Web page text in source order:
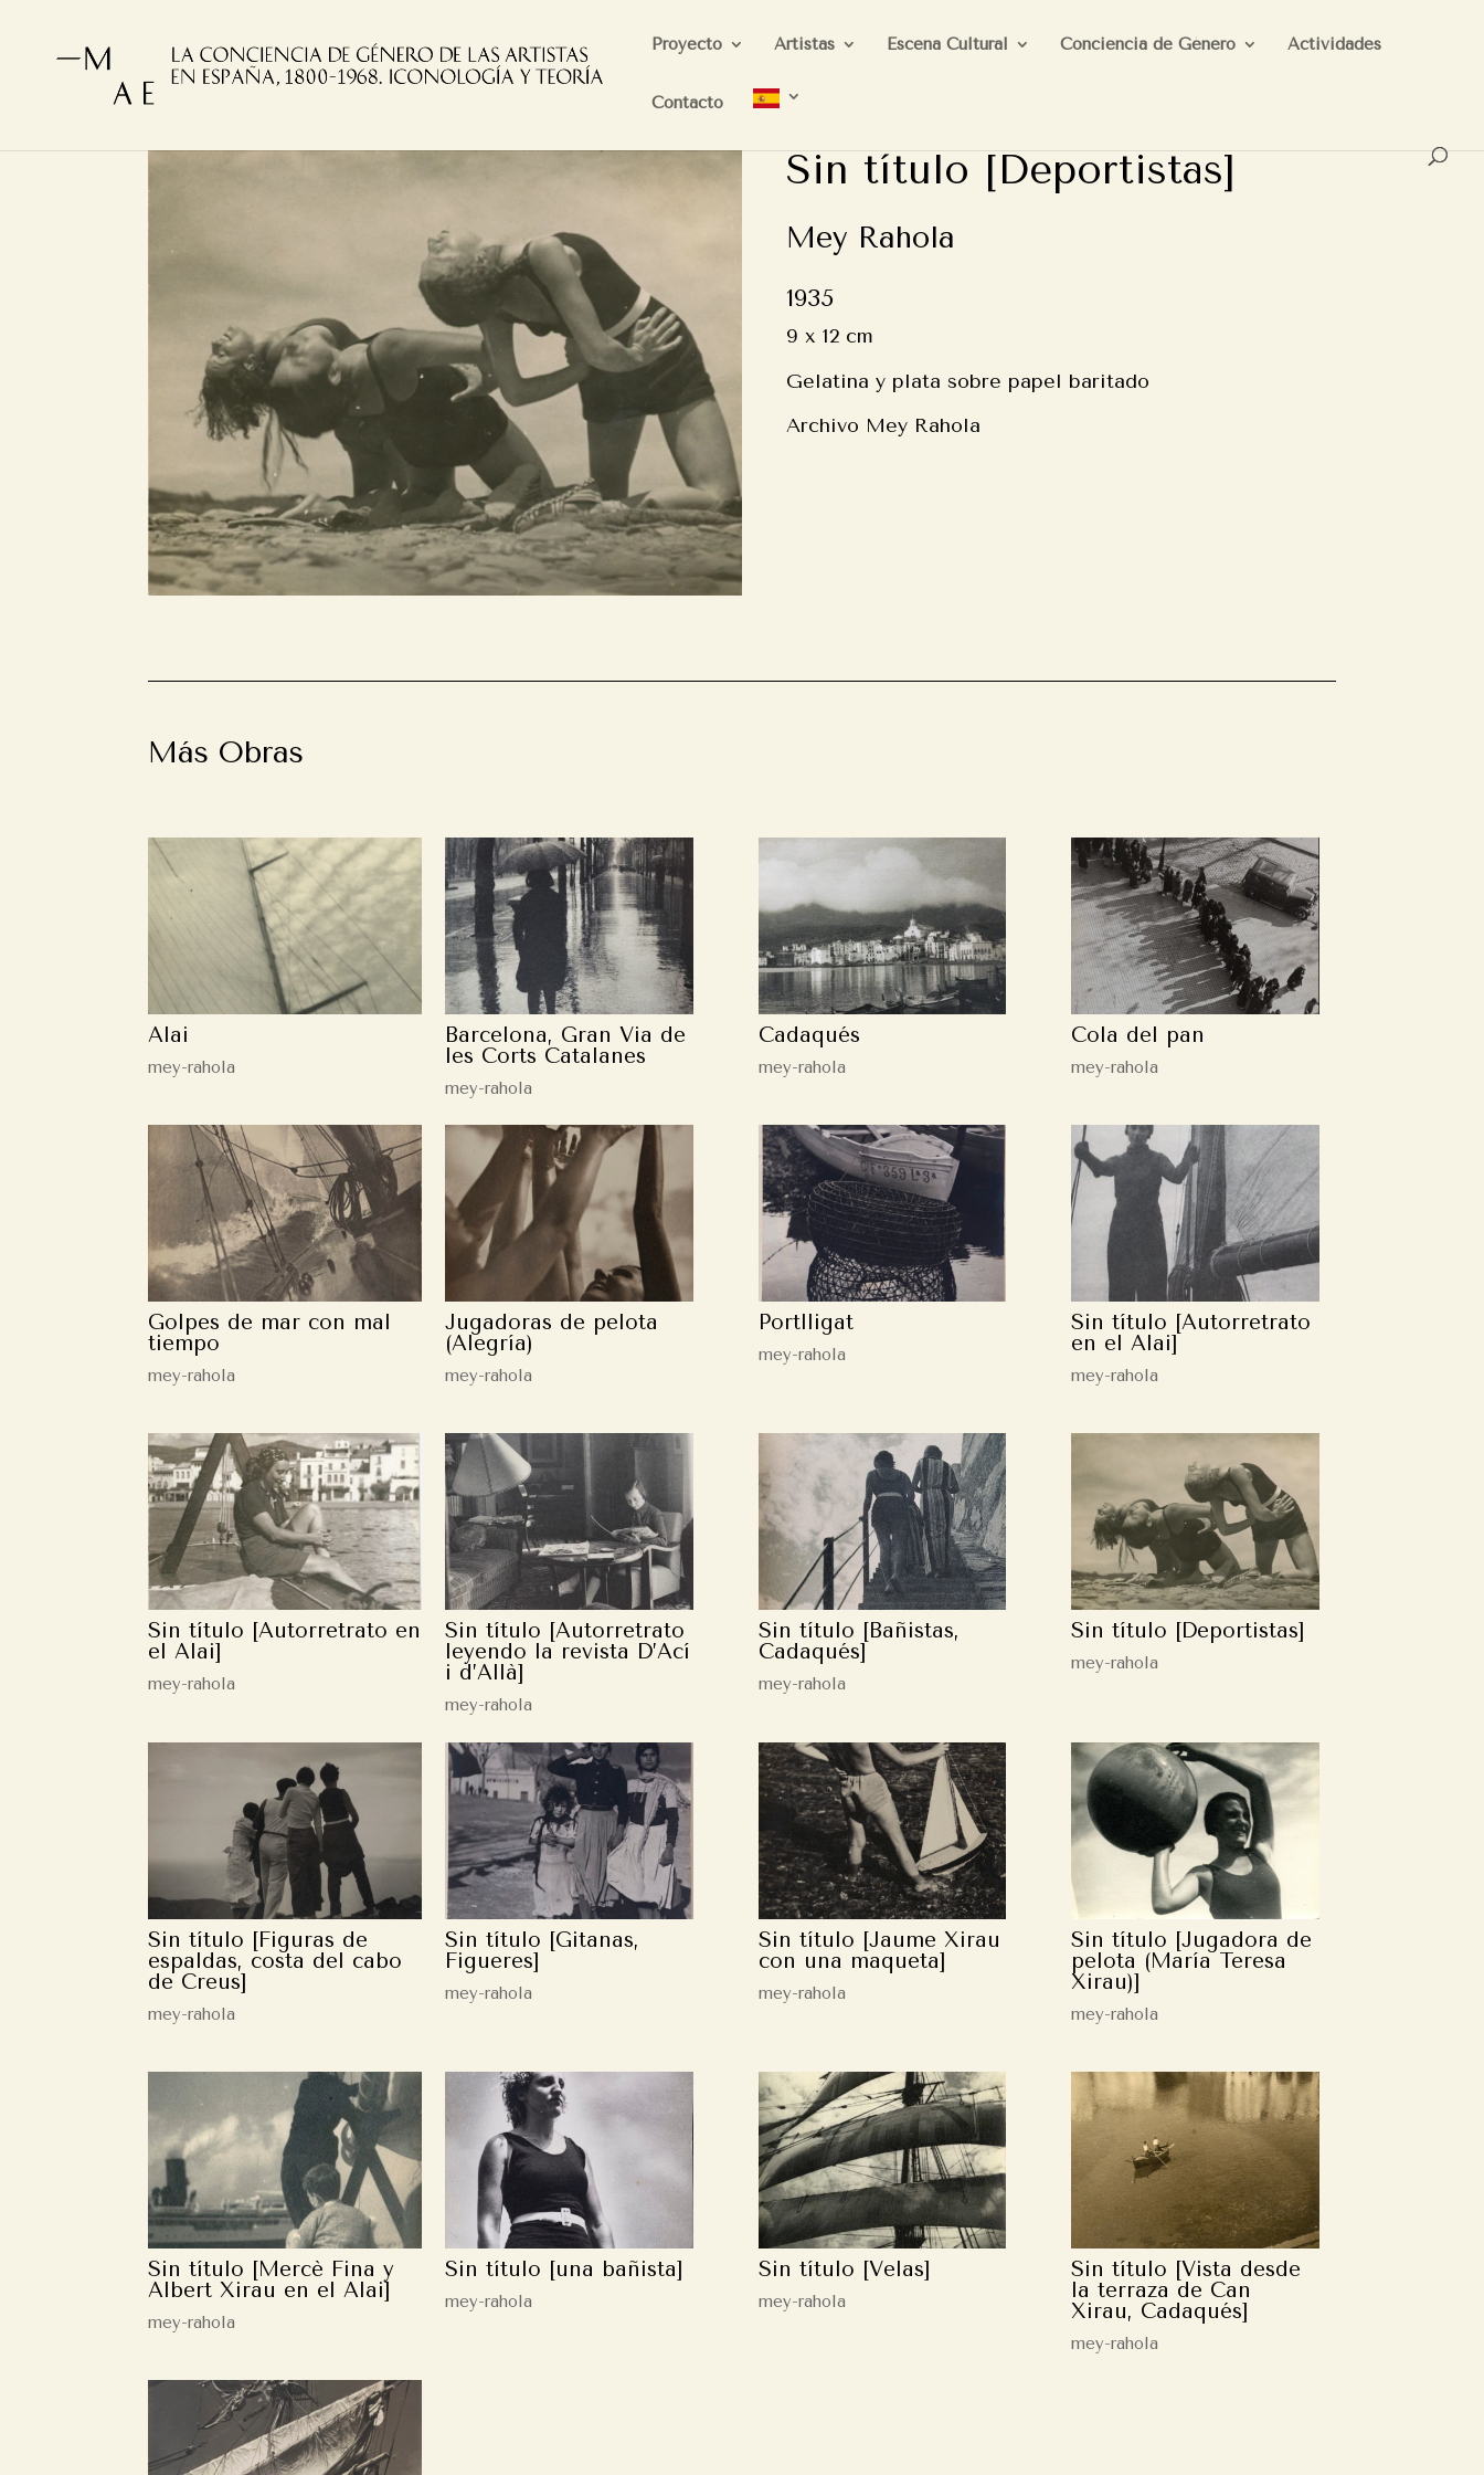
Proyecto Artistas Escena Cultural Conciencia de Género Actividades
Contacto
Sin título [Deportistas]
Mey Rahola
1935
9 x 12 cm
Gelatina y plata sobre papel baritado
Archivo Mey Rahola
Más Obras
Alai
mey-rahola
Barcelona, Gran Via de
les Corts Catalanes
mey-rahola
Cadaqués
mey-rahola
Cola del pan
mey-rahola
Golpes de mar con mal
tiempo
mey-rahola
Jugadoras de pelota
(Alegría)
mey-rahola
Portlligat
mey-rahola
Sin título [Autorretrato
en el Alai]
mey-rahola
Sin título [Autorretrato en
el Alai]
mey-rahola
Sin título [Autorretrato
leyendo la revista D’Ací
i d’Allà]
mey-rahola
Sin título [Bañistas,
Cadaqués]
mey-rahola
Sin título [Deportistas]
mey-rahola
Sin título [Figuras de
espaldas, costa del cabo
de Creus]
mey-rahola
Sin título [Gitanas,
Figueres]
mey-rahola
Sin título [Jaume Xirau
con una maqueta]
mey-rahola
Sin título [Jugadora de
pelota (María Teresa
Xirau)]
mey-rahola
Sin título [Mercè Fina y
Albert Xirau en el Alai]
mey-rahola
Sin título [una bañista]
mey-rahola
Sin título [Velas]
mey-rahola
Sin título [Vista desde
la terraza de Can
Xirau, Cadaqués]
mey-rahola